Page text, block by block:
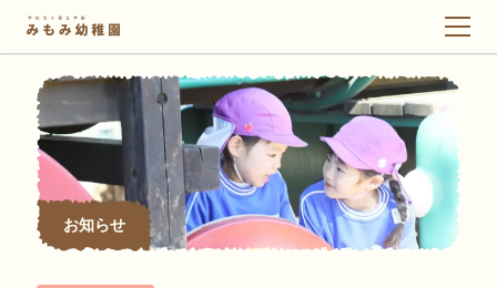
メ
お知らせ